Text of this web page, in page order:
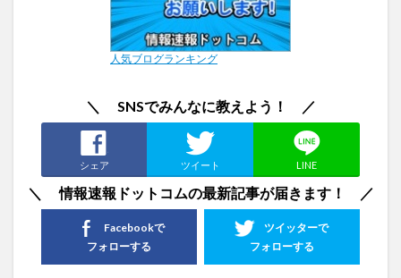
人気ブログランキング
＼ SNSでみんなに教えよう！ ／
シェア ツイート LINE
＼ 情報速報ドットコムの最新記事が届きます！ ／
ツイッターで
フォローする
Facebookで
フォローする